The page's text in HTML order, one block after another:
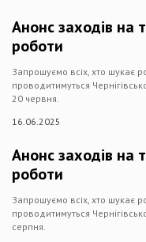
Анонс заходів на
роботи
Запрошуємо всіх, хто шукає
проводитимуться
20 червня.
16.06.2025
Анонс заходів на
роботи
Запрошуємо всіх, хто шукає
проводитимуться
серпня.